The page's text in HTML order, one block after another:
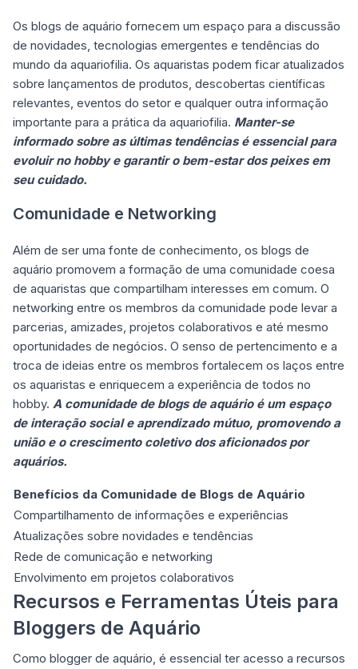
Os blogs de aquário fornecem um espaço para a discussão
de novidades, tecnologias emergentes e tendências do
mundo da aquariofilia. Os aquaristas podem ficar atualizados
sobre lançamentos de produtos, descobertas científicas
relevantes, eventos do setor e qualquer outra informação
importante para a prática da aquariofilia. Manter-se
informado sobre as últimas tendências é essencial para
evoluir no hobby e garantir o bem-estar dos peixes em
seu cuidado.
Comunidade e Networking
Além de ser uma fonte de conhecimento, os blogs de
aquário promovem a formação de uma comunidade coesa
de aquaristas que compartilham interesses em comum. O
networking entre os membros da comunidade pode levar a
parcerias, amizades, projetos colaborativos e até mesmo
oportunidades de negócios. O senso de pertencimento e a
troca de ideias entre os membros fortalecem os laços entre
os aquaristas e enriquecem a experiência de todos no
hobby. A comunidade de blogs de aquário é um espaço
de interação social e aprendizado mútuo, promovendo a
união e o crescimento coletivo dos aficionados por
aquários.
Benefícios da Comunidade de Blogs de Aquário
Compartilhamento de informações e experiências
Atualizações sobre novidades e tendências
Rede de comunicação e networking
Envolvimento em projetos colaborativos
Recursos e Ferramentas Úteis para
Bloggers de Aquário
Como blogger de aquário, é essencial ter acesso a recursos